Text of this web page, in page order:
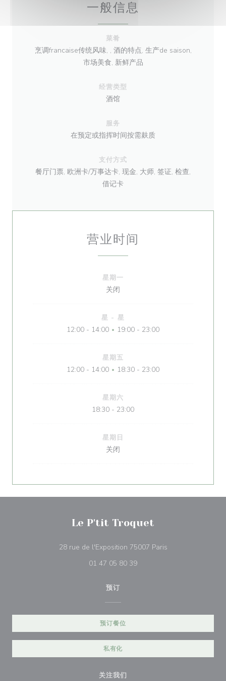
一般信息
菜肴
烹调francaise传统风味, , 酒的特点, 生产de saison,
市场美食, 新鲜产品
经营类型
酒馆
服务
在预定或指挥时间按需麸质
支付方式
餐厅门票, 欧洲卡/万事达卡, 现金, 大师, 签证, 检查,
借记卡
营业时间
星期一
关闭
星 - 星
12:00 - 14:00 • 19:00 - 23:00
星期五
12:00 - 14:00 • 18:30 - 23:00
星期六
18:30 - 23:00
星期日
关闭
Le P'tit Troquet
28 rue de l'Exposition 75007 Paris((在新窗口中打开))
01 47 05 80 39
预订
预订餐位
私有化
关注我们